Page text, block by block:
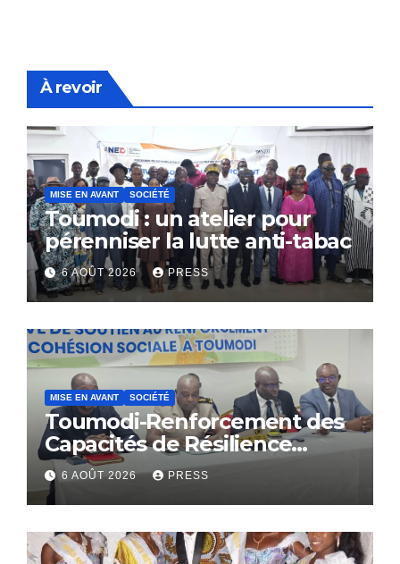
À revoir
MISE EN AVANT SOCIÉTÉ
Toumodi : un atelier pour
pérenniser la lutte anti-tabac
6 AOÛT 2026 PRESS
MISE EN AVANT SOCIÉTÉ
Toumodi-Renforcement des
Capacités de Résilience
Communautaire
6 AOÛT 2026 PRESS